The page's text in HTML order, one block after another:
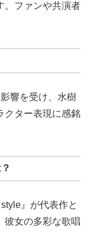
。ファンや共演者
響を受け、水樹
クター表現に感銘
』が代表作と
彼女の多彩な歌唱